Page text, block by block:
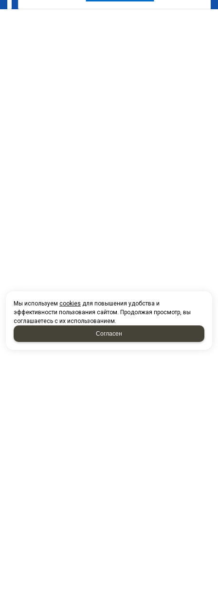
Мы используем cookies для повышения удобства и
эффективности пользования сайтом. Продолжая просмотр, вы
соглашаетесь с их использованием.
Согласен